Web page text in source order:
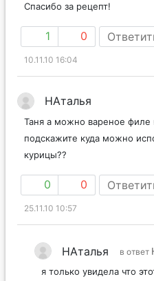
Спасибо за рецепт!
1 0
10.11.10 16:04
НАталья
Таня а можно вареное филе
подскажите куда можно
курицы??
0 0
25.11.10 10:57
НАталья в ответ
я только увидела что